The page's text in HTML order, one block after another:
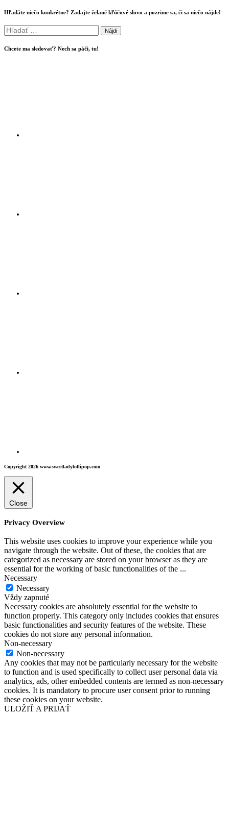
Hľadáte niečo konkrétne? Zadajte želané kľúčové slovo a pozrime sa, či sa niečo nájde!
Hľadať:
Chcete ma sledovať? Nech sa páči, tu!
Copyright 2026 www.sweetladylollipop.com
Close
Privacy Overview
This website uses cookies to improve your experience while you
navigate through the website. Out of these, the cookies that are
categorized as necessary are stored on your browser as they are
essential for the working of basic functionalities of the ...
Necessary
Necessary
Vždy zapnuté
Necessary cookies are absolutely essential for the website to
function properly. This category only includes cookies that ensures
basic functionalities and security features of the website. These
cookies do not store any personal information.
Non-necessary
Non-necessary
Any cookies that may not be particularly necessary for the website
to function and is used specifically to collect user personal data via
analytics, ads, other embedded contents are termed as non-necessary
cookies. It is mandatory to procure user consent prior to running
these cookies on your website.
ULOŽIŤ A PRIJAŤ